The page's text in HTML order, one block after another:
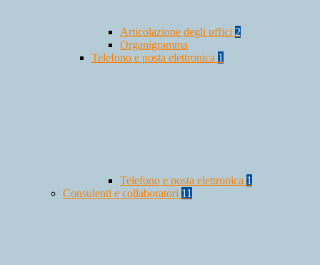
Articolazione degli uffici 2
Organigramma
Telefono e posta elettronica 1
Telefono e posta elettronica 1
Consulenti e collaboratori 11